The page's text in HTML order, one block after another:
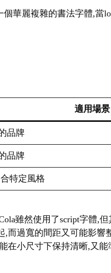
華麗複雜的書法字體,當
適用場景
品牌
品牌
特定風格
雖然使用了script字體,
而過寬的間距又可能影響
在小尺寸下保持清晰,又